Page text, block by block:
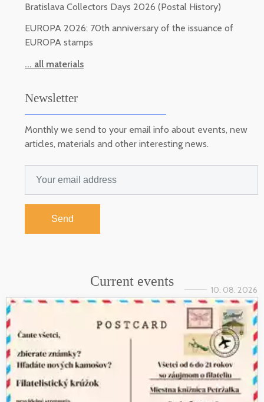
Bratislava Collectors Days 2026 (Postal History)
EUROPA 2026: 70th anniversary of the issuance of
EUROPA stamps
... all materials
Newsletter
Monthly we send to your email info about events, new
articles, materials and other interesting news.
Send
Current events
10. 08. 2026